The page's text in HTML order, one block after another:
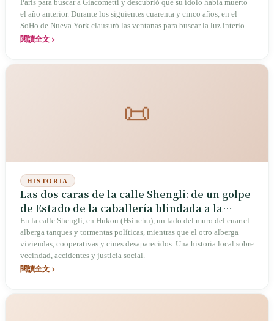
París para buscar a Giacometti y descubrió que su ídolo había muerto
el año anterior. Durante los siguientes cuarenta y cinco años, en el
SoHo de Nueva York clausuró las ventanas para buscar la luz interior;
en 1975, en la galería Lamagna, no vendió ni una sola pintura. En la
閱讀全文
📜
HISTORIA
Las dos caras de la calle Shengli: de un golpe
de Estado de la caballería blindada a la
memoria de Hukou como «gran
estacionamiento»
En la calle Shengli, en Hukou (Hsinchu), un lado del muro del cuartel
alberga tanques y tormentas políticas, mientras que el otro alberga
viviendas, cooperativas y cines desaparecidos. Una historia local sobre
vecindad, accidentes y justicia social.
閱讀全文